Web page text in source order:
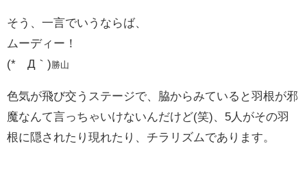
そう、一言でいうならば、
ムーディー！
(*´Д｀) 勝山
色気が飛び交うステージで、脇からみていると羽根が邪
魔なんて言っちゃいけないんだけど(笑)、5人がその羽
根に隠されたり現れたり、チラリズムであります。